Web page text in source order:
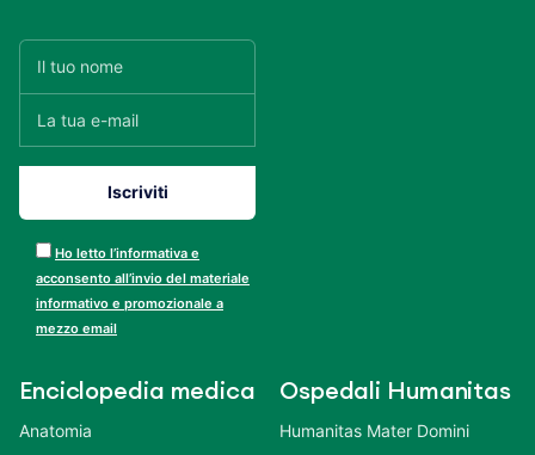
Ho letto l’informativa e
acconsento all’invio del materiale
informativo e promozionale a
mezzo email
Enciclopedia medica
Anatomia
Ospedali Humanitas
Humanitas Mater Domini